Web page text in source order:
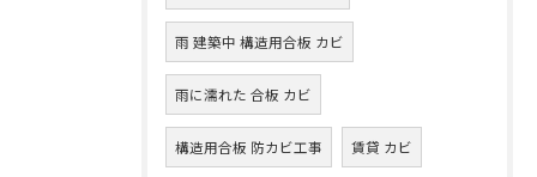
雨 建築中 構造用合板 カビ
雨に濡れた 合板 カビ
構造用合板 防カビ工事 賃貸 カビ